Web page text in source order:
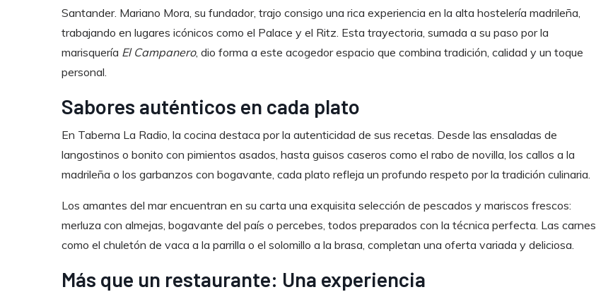
Santander. Mariano Mora, su fundador, trajo consigo una rica experiencia en la alta hostelería madrileña,
trabajando en lugares icónicos como el Palace y el Ritz. Esta trayectoria, sumada a su paso por la
marisquería El Campanero, dio forma a este acogedor espacio que combina tradición, calidad y un toque
personal.
Sabores auténticos en cada plato
En Taberna La Radio, la cocina destaca por la autenticidad de sus recetas. Desde las ensaladas de
langostinos o bonito con pimientos asados, hasta guisos caseros como el rabo de novilla, los callos a la
madrileña o los garbanzos con bogavante, cada plato refleja un profundo respeto por la tradición culinaria.
Los amantes del mar encuentran en su carta una exquisita selección de pescados y mariscos frescos:
merluza con almejas, bogavante del país o percebes, todos preparados con la técnica perfecta. Las carnes,
como el chuletón de vaca a la parrilla o el solomillo a la brasa, completan una oferta variada y deliciosa.
Más que un restaurante: Una experiencia